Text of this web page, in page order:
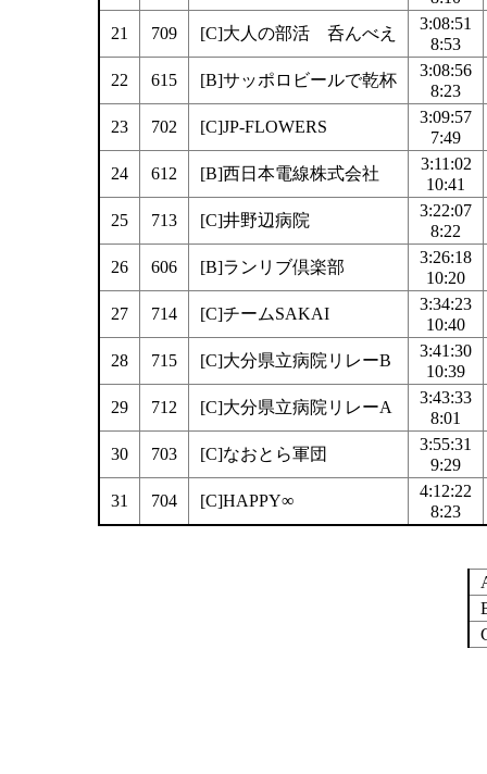
21
709 [C]大人の部活 呑んべえ
3:08:51
8:53
22
615 [B]サッポロビールで乾杯
3:08:56
8:23
23
702 [C]JP-FLOWERS
3:09:57
7:49
24
612 [B]西日本電線株式会社
3:11:02
10:41
25
713 [C]井野辺病院
3:22:07
8:22
26
606 [B]ランリブ倶楽部
3:26:18
10:20
27
714 [C]チームSAKAI
3:34:23
10:40
28
715 [C]大分県立病院リレーB
3:41:30
10:39
29
712 [C]大分県立病院リレーA
3:43:33
8:01
30
703 [C]なおとら軍団
3:55:31
9:29
31
704 [C]HAPPY∞
4:12:22
8:23